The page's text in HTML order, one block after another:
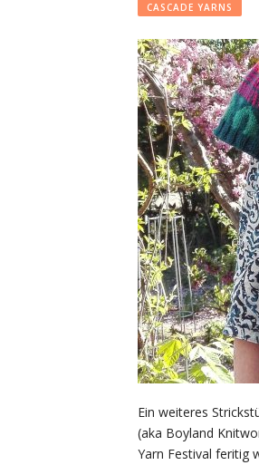
CASCADE YARNS
Ein weiteres
(aka Boyland
Yarn Festival feritig